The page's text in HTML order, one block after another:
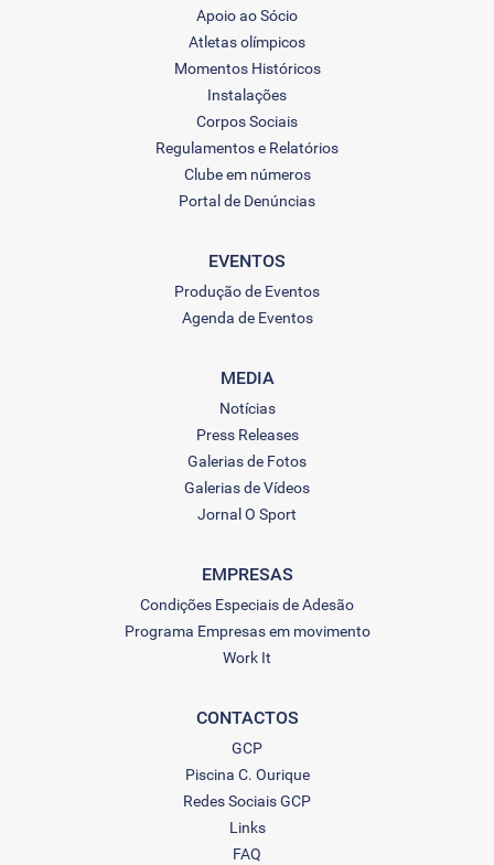
Apoio ao Sócio
Atletas olímpicos
Momentos Históricos
Instalações
Corpos Sociais
Regulamentos e Relatórios
Clube em números
Portal de Denúncias
EVENTOS
Produção de Eventos
Agenda de Eventos
MEDIA
Notícias
Press Releases
Galerias de Fotos
Galerias de Vídeos
Jornal O Sport
EMPRESAS
Condições Especiais de Adesão
Programa Empresas em movimento
Work It
CONTACTOS
GCP
Piscina C. Ourique
Redes Sociais GCP
Links
FAQ